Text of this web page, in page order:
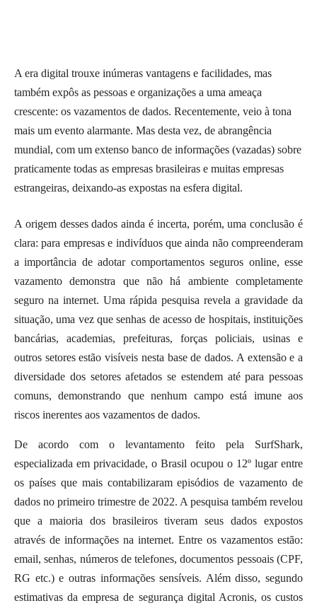
A era digital trouxe inúmeras vantagens e facilidades, mas
também expôs as pessoas e organizações a uma ameaça
crescente: os vazamentos de dados. Recentemente, veio à tona
mais um evento alarmante. Mas desta vez, de abrangência
mundial, com um extenso banco de informações (vazadas) sobre
praticamente todas as empresas brasileiras e muitas empresas
estrangeiras, deixando-as expostas na esfera digital.
A origem desses dados ainda é incerta, porém, uma conclusão é
clara: para empresas e indivíduos que ainda não compreenderam
a importância de adotar comportamentos seguros online, esse
vazamento demonstra que não há ambiente completamente
seguro na internet. Uma rápida pesquisa revela a gravidade da
situação, uma vez que senhas de acesso de hospitais, instituições
bancárias, academias, prefeituras, forças policiais, usinas e
outros setores estão visíveis nesta base de dados. A extensão e a
diversidade dos setores afetados se estendem até para pessoas
comuns, demonstrando que nenhum campo está imune aos
riscos inerentes aos vazamentos de dados.
De acordo com o levantamento feito pela SurfShark,
especializada em privacidade, o Brasil ocupou o 12º lugar entre
os países que mais contabilizaram episódios de vazamento de
dados no primeiro trimestre de 2022. A pesquisa também revelou
que a maioria dos brasileiros tiveram seus dados expostos
através de informações na internet. Entre os vazamentos estão:
email, senhas, números de telefones, documentos pessoais (CPF,
RG etc.) e outras informações sensíveis. Além disso, segundo
estimativas da empresa de segurança digital Acronis, os custos